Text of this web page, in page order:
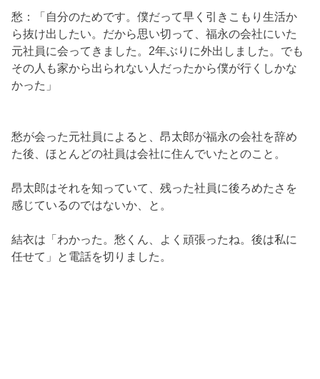
愁：「自分のためです。僕だって早く引きこもり生活か
ら抜け出したい。だから思い切って、福永の会社にいた
元社員に会ってきました。2年ぶりに外出しました。でも
その人も家から出られない人だったから僕が行くしかな
かった」
愁が会った元社員によると、昂太郎が福永の会社を辞め
た後、ほとんどの社員は会社に住んでいたとのこと。
昂太郎はそれを知っていて、残った社員に後ろめたさを
感じているのではないか、と。
結衣は「わかった。愁くん、よく頑張ったね。後は私に
任せて」と電話を切りました。